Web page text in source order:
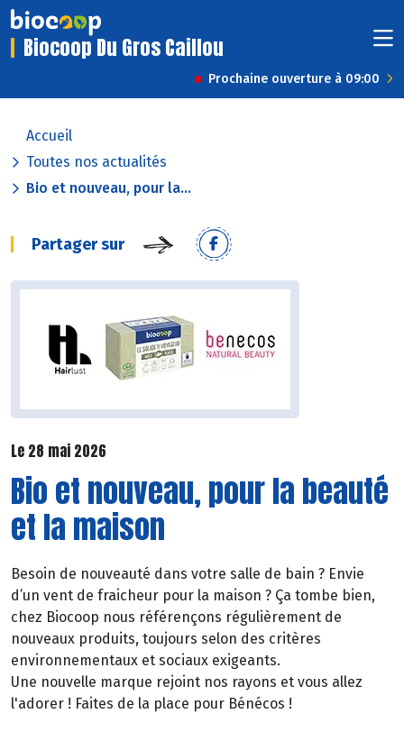
Biocoop Du Gros Caillou
Prochaine ouverture à 09:00
Accueil
Toutes nos actualités
Bio et nouveau, pour la...
Partager sur
Le 28 mai 2026
Bio et nouveau, pour la beauté
et la maison
Besoin de nouveauté dans votre salle de bain ? Envie
d’un vent de fraicheur pour la maison ? Ça tombe bien,
chez Biocoop nous référençons régulièrement de
nouveaux produits, toujours selon des critères
environnementaux et sociaux exigeants.
Une nouvelle marque rejoint nos rayons et vous allez
l'adorer ! Faites de la place pour Bénécos !